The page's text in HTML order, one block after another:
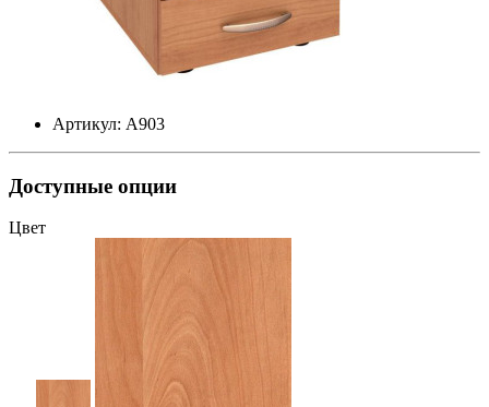
Артикул: А903
Доступные опции
Цвет